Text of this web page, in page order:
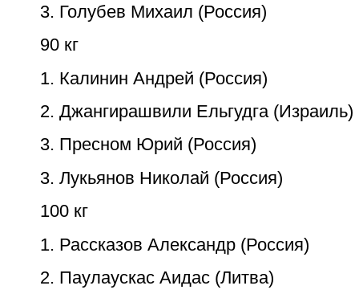
3. Голубев Михаил (Россия)
90 кг
1. Калинин Андрей (Россия)
2. Джангирашвили Ельгудга (Израиль)
3. Пресном Юрий (Россия)
3. Лукьянов Николай (Россия)
100 кг
1. Рассказов Александр (Россия)
2. Паулаускас Аидас (Литва)